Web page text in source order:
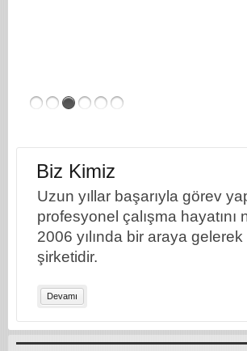
Biz Kimiz
Uzun yıllar başarıyla görev
profesyonel çalışma
2006 yılında bir araya
şirketidir.
Devamı